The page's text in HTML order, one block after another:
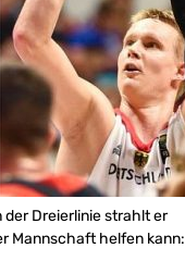
der Dreierlinie strahlt er
Mannschaft helfen